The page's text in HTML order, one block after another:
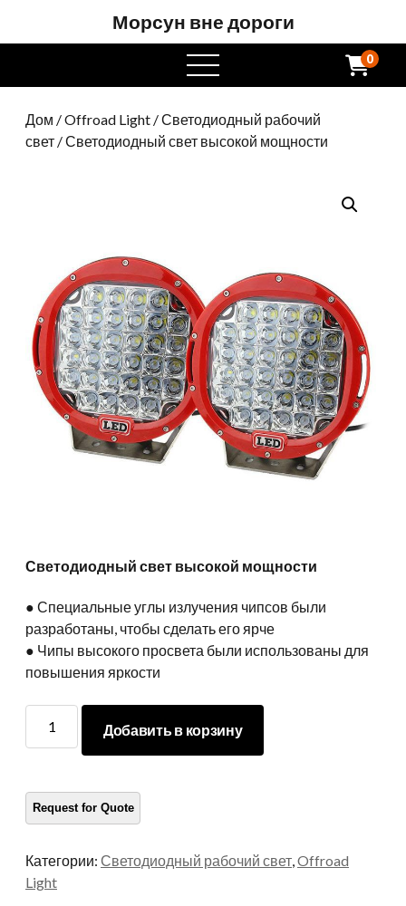
Морсун вне дороги
Открытое
меню
0
Дом /Offroad Light /Светодиодный рабочий
свет / Светодиодный свет высокой мощности
Светодиодный свет высокой мощности
● Специальные углы излучения чипсов были
разработаны, чтобы сделать его ярче
● Чипы высокого просвета были использованы для
повышения яркости
свет
количество
Добавить в корзину
Категории: Светодиодный рабочий свет Offroad
Light